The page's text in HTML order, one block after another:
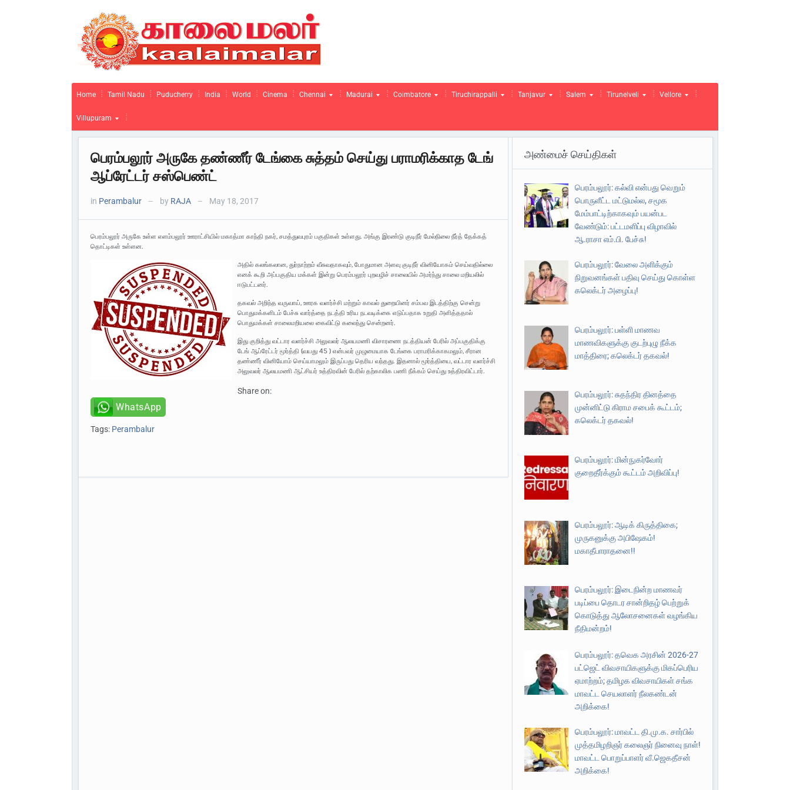
Home Tamil Nadu Puducherry India World Cinema Chennai Madurai Coimbatore Tiruchirappalli Tanjavur Salem Tirunelveli Vellore
Villupuram
பெரம்பலூர் அருகே தண்ணீர் டேங்கை சுத்தம் செய்து பராமரிக்காத டேங்
ஆப்ரேட்டர் சஸ்பெண்ட்
in Perambalur — by RAJA — May 18, 2017
பெரம்பலூர் அருகே உள்ள எளம்பலூர் ஊராட்சியில் மகாத்மா காந்தி நகர், சமத்துவபுரம் பகுதிகள் உள்ளது. அங்கு இரண்டு குடிநீர் மேல்நிலை நீர்த் தேக்கத்
தொட்டிகள் உள்ளன.
அதில் கலங்கலான, துர்நாற்றம் வீசுவதாகவும், போதுமான அளவு குடிநீர் வினியோகம் செய்வதில்லை
எனக் கூறி அப்பகுதிய மக்கள் இன்று பெரம்பலூர் புறவழிச் சாலையில் அமர்ந்து சாலை மறியலில்
ஈடுபட்டனர்.
தகவல் அறிந்த வருவாய், ஊரக வளர்ச்சி மற்றும் காவல் துறையினர் சம்பவ இடத்திற்கு சென்று
பொதுமக்களிடம் பேச்சு வார்த்தை நடத்தி உரிய நடவடிக்கை எடுப்பதாக உறுதி அளித்ததால்
பொதுமக்கள் சாலைமறியலை கைவிட்டு கலைந்து சென்றனர்.
இது குறித்து வட்டார வளர்ச்சி அலுவலர் ஆலயமணி விசாரணை நடத்தியன் பேரில் அப்பகுதிக்கு
டேங் ஆப்ரேட்டர் மூர்த்தி (வயது 45 ) என்பவர் முழுமையாக டேங்கை பராமரிக்காகமலும், சீரான
தண்ணீர் வினியோம் செய்யாமலும் இருப்பது தெரிய வந்தது. இதனால் மூர்த்தியை, வட்டார வளர்ச்சி
அலுவலர் ஆலயமணி ஆட்சியர் உத்திரவின் பேரில் தற்காலிக பணி நீக்கம் செய்து உத்திரவிட்டார்.
Share on:
WhatsApp
Tags: Perambalur
அண்மைச் செய்திகள்
பெரம்பலூர்: கல்வி என்பது வெறும்
பொருளீட்ட மட்டுமல்ல, சமூக
மேம்பாட்டிற்காகவும் பயன்பட
வேண்டும்: பட்டமளிப்பு விழாவில்
ஆ.ராசா எம்.பி. பேச்சு!
பெரம்பலூர்: வேலை அளிக்கும்
நிறுவனங்கள் பதிவு செய்து கொள்ள
கலெக்டர் அழைப்பு!
பெரம்பலூர்: பள்ளி மாணவ
மாணவிகளுக்கு குடற்புழு நீக்க
மாத்திரை; கலெக்டர் தகவல்!
பெரம்பலூர்: சுதந்திர தினத்தை
முன்னிட்டு கிராம சபைக் கூட்டம்;
கலெக்டர் தகவல்!
பெரம்பலூர்: மின்நுகர்வோர்
குறைதீர்க்கும் கூட்டம் அறிவிப்பு!
பெரம்பலூர்: ஆடிக் கிருத்திகை;
முருகனுக்கு அபிஷேகம்!
மகாதீபாராதனை!!
பெரம்பலூர்: இடைநின்ற மாணவர்
படிப்பை தொடர சான்றிதழ் பெற்றுக்
கொடுத்து ஆலோசனைகள் வழங்கிய
நீதிமன்றம்!
பெரம்பலூர்: தவெக அரசின் 2026-27
பட்ஜெட் விவசாயிகளுக்கு மிகப்பெரிய
ஏமாற்றம்; தமிழக விவசாயிகள் சங்க
மாவட்ட செயலாளர் நீலகண்டன்
அறிக்கை!
பெரம்பலூர்: மாவட்ட தி.மு.க. சார்பில்
முத்தமிழறிஞர் கலைஞர் நினைவு நாள்!
மாவட்ட பொறுப்பாளர் வீ.ஜெகதீசன்
அறிக்கை!